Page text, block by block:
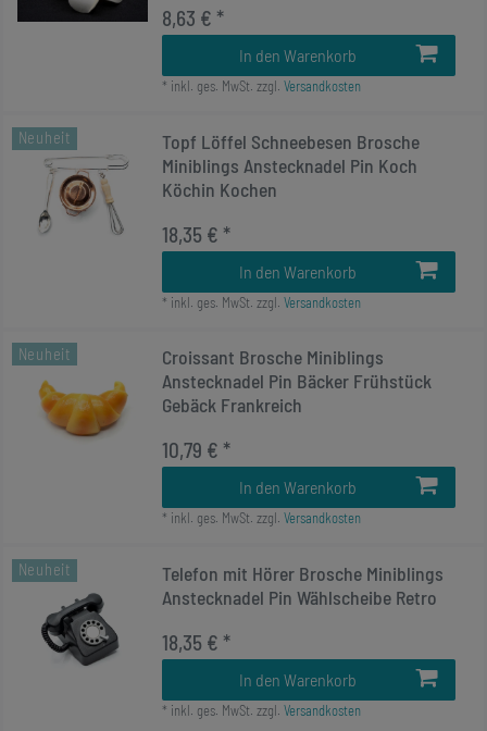
8,63 € *
In den Warenkorb
* inkl. ges. MwSt. zzgl. Versandkosten
Neuheit
Topf Löffel Schneebesen Brosche
Miniblings Anstecknadel Pin Koch
Köchin Kochen
18,35 € *
In den Warenkorb
* inkl. ges. MwSt. zzgl. Versandkosten
Neuheit
Croissant Brosche Miniblings
Anstecknadel Pin Bäcker Frühstück
Gebäck Frankreich
10,79 € *
In den Warenkorb
* inkl. ges. MwSt. zzgl. Versandkosten
Neuheit
Telefon mit Hörer Brosche Miniblings
Anstecknadel Pin Wählscheibe Retro
18,35 € *
In den Warenkorb
* inkl. ges. MwSt. zzgl. Versandkosten